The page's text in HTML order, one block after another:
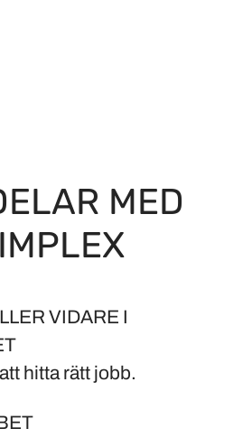
MED
VIDARE I
hitta rätt jobb.